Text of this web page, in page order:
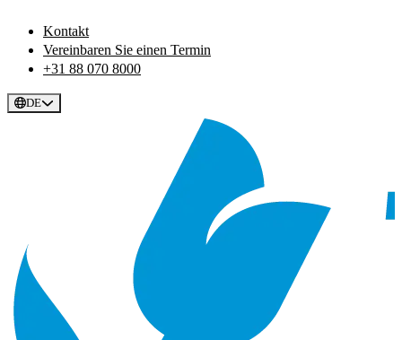
Kontakt
Vereinbaren Sie einen Termin
+31 88 070 8000
DE